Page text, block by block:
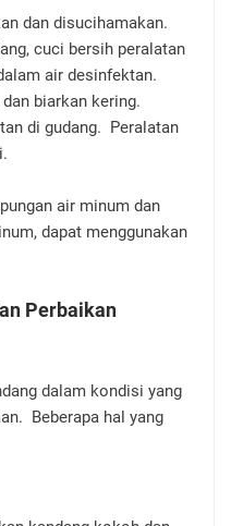
dan disucihamakan.
cuci bersih peralatan
air desinfektan.
biarkan kering.
di gudang. Peralatan
air minum dan
dapat menggunakan
Perbaikan
dalam kondisi yang
Beberapa hal yang